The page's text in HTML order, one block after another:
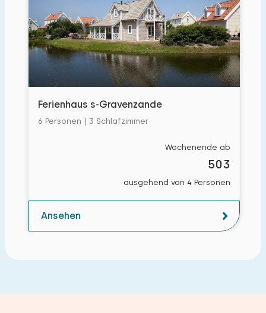
Ferienhaus s-Gravenzande
6 Personen | 3 Schlafzimmer
Wochenende ab
503
ausgehend von 4 Personen
Ansehen